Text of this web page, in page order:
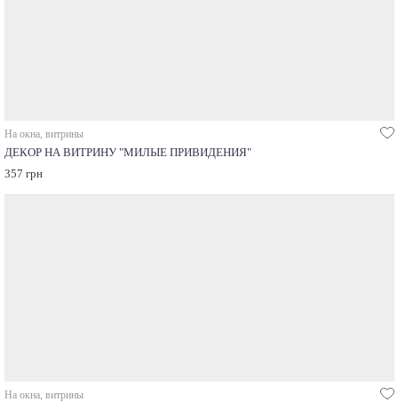
На окна, витрины
ДЕКОР НА ВИТРИНУ "МИЛЫЕ ПРИВИДЕНИЯ"
357 грн
На окна, витрины